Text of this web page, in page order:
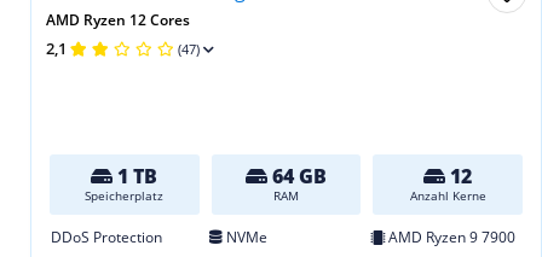
AMD Ryzen 12 Cores
2,1 (47)
1 TB
Speicherplatz
64 GB
RAM
12
Anzahl Kerne
DDoS Protection NVMe
AMD Ryzen 9 7900